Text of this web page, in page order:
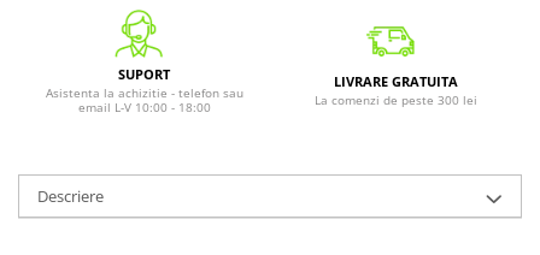
SUPORT
Asistenta la achizitie - telefon sau
email L-V 10:00 - 18:00
LIVRARE GRATUITA
La comenzi de peste 300 lei
Descriere